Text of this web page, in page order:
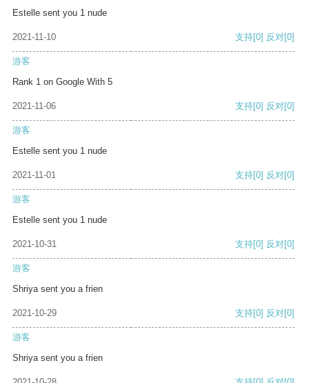
Estelle sent you 1 nude
2021-11-10 支持[0] 反对[0]
游客
Rank 1 on Google With 5
2021-11-06 支持[0] 反对[0]
游客
Estelle sent you 1 nude
2021-11-01 支持[0] 反对[0]
游客
Estelle sent you 1 nude
2021-10-31 支持[0] 反对[0]
游客
Shriya sent you a frien
2021-10-29 支持[0] 反对[0]
游客
Shriya sent you a frien